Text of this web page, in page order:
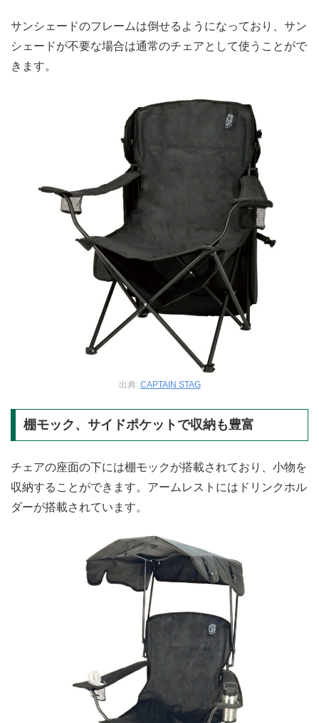
サンシェードのフレームは倒せるようになっており、サン
シェードが不要な場合は通常のチェアとして使うことがで
きます。
出典: CAPTAIN STAG
棚モック、サイドポケットで収納も豊富
チェアの座面の下には棚モックが搭載されており、小物を
収納することができます。アームレストにはドリンクホル
ダーが搭載されています。